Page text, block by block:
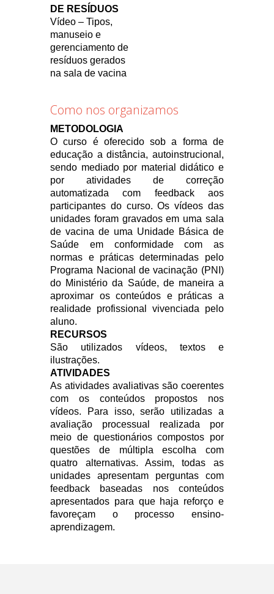
DE RESÍDUOS
Vídeo – Tipos,
manuseio e
gerenciamento de
resíduos gerados
na sala de vacina
Como nos organizamos
METODOLOGIA
O curso é oferecido sob a forma de
educação a distância, autoinstrucional,
sendo mediado por material didático e
por atividades de correção
automatizada com feedback aos
participantes do curso. Os vídeos das
unidades foram gravados em uma sala
de vacina de uma Unidade Básica de
Saúde em conformidade com as
normas e práticas determinadas pelo
Programa Nacional de vacinação (PNI)
do Ministério da Saúde, de maneira a
aproximar os conteúdos e práticas a
realidade profissional vivenciada pelo
aluno.
RECURSOS
São utilizados vídeos, textos e
ilustrações.
ATIVIDADES
As atividades avaliativas são coerentes
com os conteúdos propostos nos
vídeos. Para isso, serão utilizadas a
avaliação processual realizada por
meio de questionários compostos por
questões de múltipla escolha com
quatro alternativas. Assim, todas as
unidades apresentam perguntas com
feedback baseadas nos conteúdos
apresentados para que haja reforço e
favoreçam o processo ensino-
aprendizagem.